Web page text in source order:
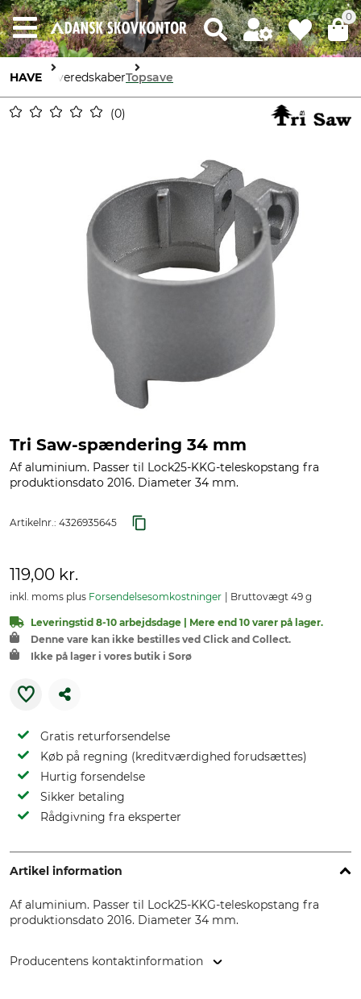
0
HAVE HaveredskaberTopsave
0
Tri Saw-spændering 34 mm
Af aluminium. Passer til Lock25-KKG-teleskopstang fra
produktionsdato 2016. Diameter 34 mm.
Artikelnr.: 4326935645
119,00 kr.
inkl. moms plus Forsendelsesomkostninger Bruttovægt 49 g
Leveringstid 8-10 arbejdsdage | Mere end 10 varer på lager.
Denne vare kan ikke bestilles ved Click and Collect.
Ikke på lager i vores butik i Sorø
Gratis returforsendelse
Køb på regning (kreditværdighed forudsættes)
Hurtig forsendelse
Sikker betaling
Rådgivning fra eksperter
Artikel information
Af aluminium. Passer til Lock25-KKG-teleskopstang fra
produktionsdato 2016. Diameter 34 mm.
Producentens kontaktinformation